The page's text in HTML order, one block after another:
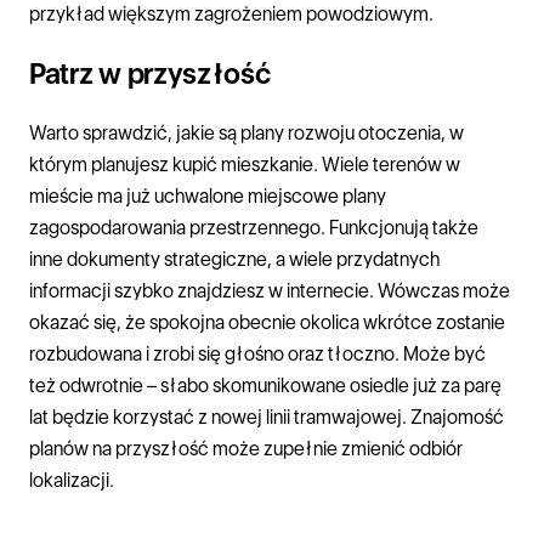
przykład większym zagrożeniem powodziowym.
Patrz w przyszłość
Warto sprawdzić, jakie są plany rozwoju otoczenia, w
którym planujesz kupić mieszkanie. Wiele terenów w
mieście ma już uchwalone miejscowe plany
zagospodarowania przestrzennego. Funkcjonują także
inne dokumenty strategiczne, a wiele przydatnych
informacji szybko znajdziesz w internecie. Wówczas może
okazać się, że spokojna obecnie okolica wkrótce zostanie
rozbudowana i zrobi się głośno oraz tłoczno. Może być
też odwrotnie – słabo skomunikowane osiedle już za parę
lat będzie korzystać z nowej linii tramwajowej. Znajomość
planów na przyszłość może zupełnie zmienić odbiór
lokalizacji.